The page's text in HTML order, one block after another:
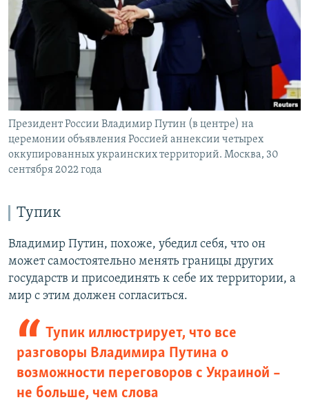
Президент России Владимир Путин (в центре) на
церемонии объявления Россией аннексии четырех
оккупированных украинских территорий. Москва, 30
сентября 2022 года
Тупик
Владимир Путин, похоже, убедил себя, что он
может самостоятельно менять границы других
государств и присоединять к себе их территории, а
мир с этим должен согласиться.
Тупик иллюстрирует, что все
разговоры Владимира Путина о
возможности переговоров с Украиной –
не больше, чем слова